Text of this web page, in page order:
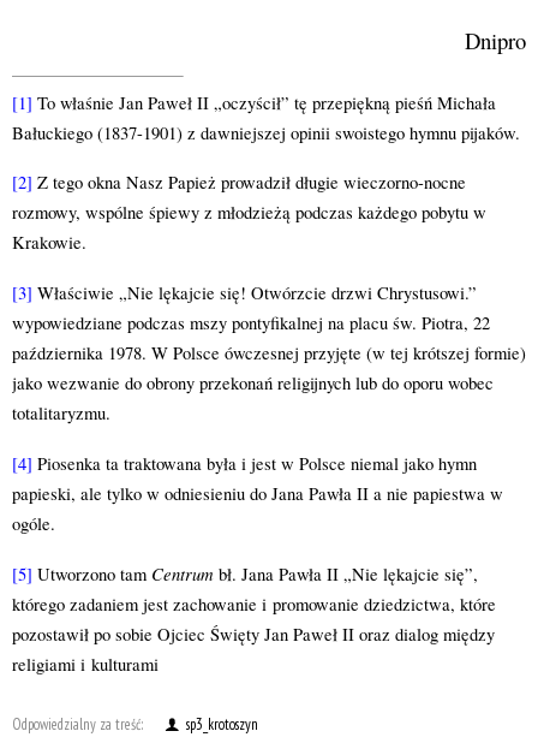
Dnipro
[1] To właśnie Jan Paweł II „oczyścił” tę przepiękną pieśń Michała
Bałuckiego (1837-1901) z dawniejszej opinii swoistego hymnu pijaków.
[2] Z tego okna Nasz Papież prowadził długie wieczorno-nocne
rozmowy, wspólne śpiewy z młodzieżą podczas każdego pobytu w
Krakowie.
[3] Właściwie „Nie lękajcie się! Otwórzcie drzwi Chrystusowi.”
wypowiedziane podczas mszy pontyfikalnej na placu św. Piotra, 22
października 1978. W Polsce ówczesnej przyjęte (w tej krótszej formie)
jako wezwanie do obrony przekonań religijnych lub do oporu wobec
totalitaryzmu.
[4] Piosenka ta traktowana była i jest w Polsce niemal jako hymn
papieski, ale tylko w odniesieniu do Jana Pawła II a nie papiestwa w
ogóle.
[5] Utworzono tam Centrum bł. Jana Pawła II „Nie lękajcie się”,
którego zadaniem jest zachowanie i promowanie dziedzictwa, które
pozostawił po sobie Ojciec Święty Jan Paweł II oraz dialog między
religiami i kulturami
Odpowiedzialny za treść:
sp3_krotoszyn